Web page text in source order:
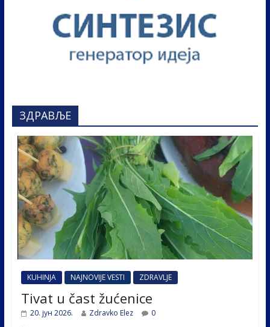
ЗДРАВЉЕ
KUHINJA NAJNOVIJE VESTI ZDRAVLJE
Tivat u čast žućenice
20. јун 2026. Zdravko Elez 0